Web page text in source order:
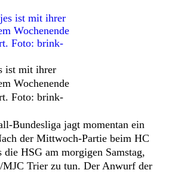
ist mit ihrer
Wochenende
Foto: brink-
Bundesliga jagt momentan ein
der Mittwoch-Partie beim HC
HSG am morgigen Samstag,
MJC Trier zu tun. Der Anwurf der